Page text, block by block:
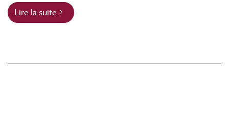
Lire la suite